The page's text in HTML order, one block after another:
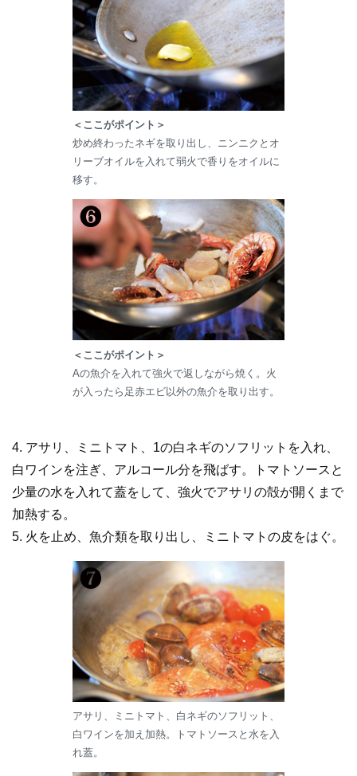
＜ここがポイント＞
炒め終わったネギを取り出し、ニンニクとオ
リーブオイルを入れて弱火で香りをオイルに
移す。
＜ここがポイント＞
Aの魚介を入れて強火で返しながら焼く。火
が入ったら足赤エビ以外の魚介を取り出す。
4. アサリ、ミニトマト、1の白ネギのソフリットを入れ、
白ワインを注ぎ、アルコール分を飛ばす。トマトソースと
少量の水を入れて蓋をして、強火でアサリの殻が開くまで
加熱する。
5. 火を止め、魚介類を取り出し、ミニトマトの皮をはぐ。
アサリ、ミニトマト、白ネギのソフリット、
白ワインを加え加熱。トマトソースと水を入
れ蓋。